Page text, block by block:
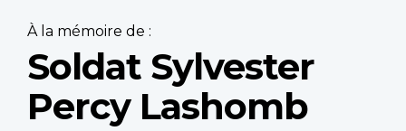
À la mémoire de :
Soldat Sylvester
Percy Lashomb